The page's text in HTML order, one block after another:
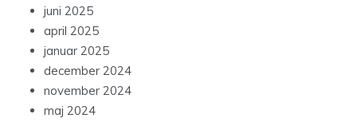
juni 2025
april 2025
januar 2025
december 2024
november 2024
maj 2024